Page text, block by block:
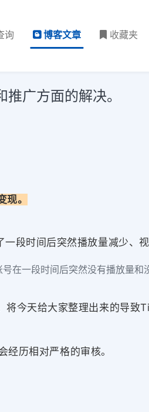
询 博客文章 收藏夹
广方面的解决。
。
段时间后突然播放量减少、
在一段时间后突然没有播放量和
今天给大家整理出来的导致
历相对严格的审核。